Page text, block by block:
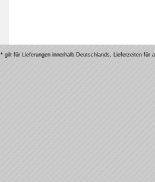
* gilt für Lieferungen innerhalb Deutschlands, Lieferzeiten